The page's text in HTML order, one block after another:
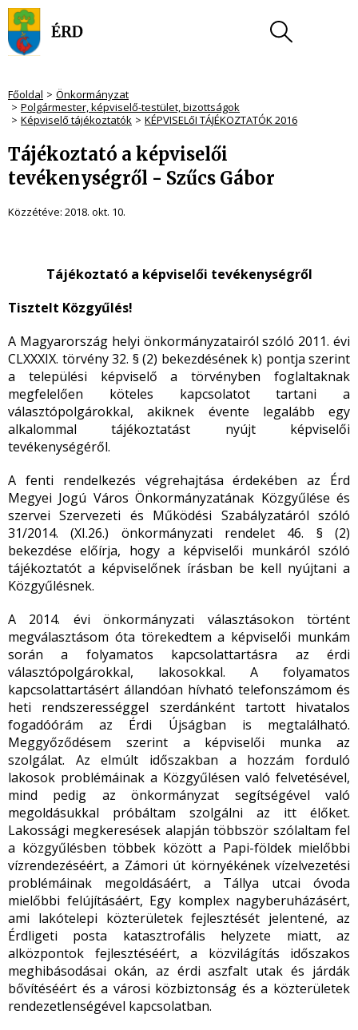
Főoldal
Önkormányzat
Polgármester, képviselő-testület, bizottságok
Képviselő tájékoztatók
KÉPVISELőI TÁJÉKOZTATÓK 2016
Tájékoztató a képviselői
tevékenységről - Szűcs Gábor
Közzétéve: 2018. okt. 10.
Tájékoztató a képviselői tevékenységről
Tisztelt Közgyűlés!
A Magyarország helyi önkormányzatairól szóló 2011. évi
CLXXXIX. törvény 32. § (2) bekezdésének k) pontja szerint
a települési képviselő a törvényben foglaltaknak
megfelelően köteles kapcsolatot tartani a
választópolgárokkal, akiknek évente legalább egy
alkalommal tájékoztatást nyújt képviselői
tevékenységéről.
A fenti rendelkezés végrehajtása érdekében az Érd
Megyei Jogú Város Önkormányzatának Közgyűlése és
szervei Szervezeti és Működési Szabályzatáról szóló
31/2014. (XI.26.) önkormányzati rendelet 46. § (2)
bekezdése előírja, hogy a képviselői munkáról szóló
tájékoztatót a képviselőnek írásban be kell nyújtani a
Közgyűlésnek.
A 2014. évi önkormányzati választásokon történt
megválasztásom óta törekedtem a képviselői munkám
során a folyamatos kapcsolattartásra az érdi
választópolgárokkal, lakosokkal. A folyamatos
kapcsolattartásért állandóan hívható telefonszámom és
heti rendszerességgel szerdánként tartott hivatalos
fogadóórám az Érdi Újságban is megtalálható.
Meggyőződésem szerint a képviselői munka az
szolgálat. Az elmúlt időszakban a hozzám forduló
lakosok problémáinak a Közgyűlésen való felvetésével,
mind pedig az önkormányzat segítségével való
megoldásukkal próbáltam szolgálni az itt élőket.
Lakossági megkeresések alapján többször szólaltam fel
a közgyűlésben többek között a Papi-földek mielőbbi
vízrendezéséért, a Zámori út környékének vízelvezetési
problémáinak megoldásáért, a Tállya utcai óvoda
mielőbbi felújításáért, Egy komplex nagyberuházásért,
ami lakótelepi közterületek fejlesztését jelentené, az
Érdligeti posta katasztrofális helyzete miatt, az
alközpontok fejlesztéséért, a közvilágítás időszakos
meghibásodásai okán, az érdi aszfalt utak és járdák
bővítéséért és a városi közbiztonság és a közterületek
rendezetlenségével kapcsolatban.